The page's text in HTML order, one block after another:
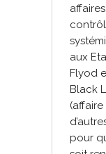
aux
Flyod
Black
pour